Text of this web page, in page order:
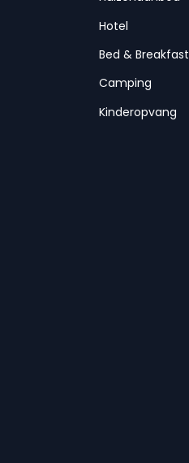
Hotel
Bed & Breakfast
Camping
Kinderopvang